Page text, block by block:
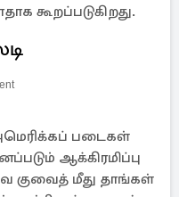
கூறப்படுகிறது.
படைகள்
ஆக்கிரமிப்பு
குவைத் மீது தாங்கள்